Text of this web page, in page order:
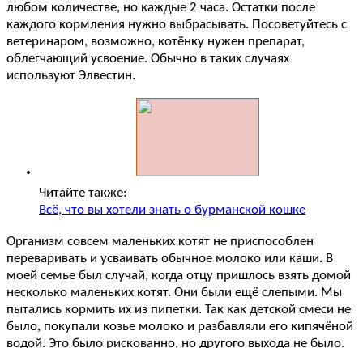
любом количестве, но каждые 2 часа. Остатки после
каждого кормления нужно выбрасывать. Посоветуйтесь с
ветеринаром, возможно, котёнку нужен препарат,
облегчающий усвоение. Обычно в таких случаях
используют Элвестин.
Читайте также:
Всё, что вы хотели знать о бурманской кошке
Организм совсем маленьких котят не приспособлен
переваривать и усваивать обычное молоко или каши. В
моей семье был случай, когда отцу пришлось взять домой
несколько маленьких котят. Они были ещё слепыми. Мы
пытались кормить их из пипетки. Так как детской смеси не
было, покупали козье молоко и разбавляли его кипячёной
водой. Это было рискованно, но другого выхода не было.